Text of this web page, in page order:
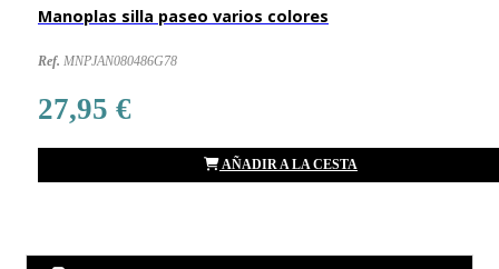
Manoplas silla paseo varios colores
Ref. MNPJAN080486G78
27,95 €
AÑADIR A LA CESTA